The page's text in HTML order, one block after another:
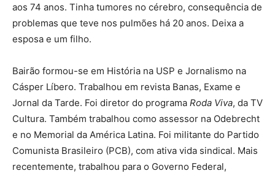
aos 74 anos. Tinha tumores no cérebro, consequência de
problemas que teve nos pulmões há 20 anos. Deixa a
esposa e um filho.
Bairão formou-se em História na USP e Jornalismo na
Cásper Líbero. Trabalhou em revista Banas, Exame e
Jornal da Tarde. Foi diretor do programa Roda Viva, da TV
Cultura. Também trabalhou como assessor na Odebrecht
e no Memorial da América Latina. Foi militante do Partido
Comunista Brasileiro (PCB), com ativa vida sindical. Mais
recentemente, trabalhou para o Governo Federal,